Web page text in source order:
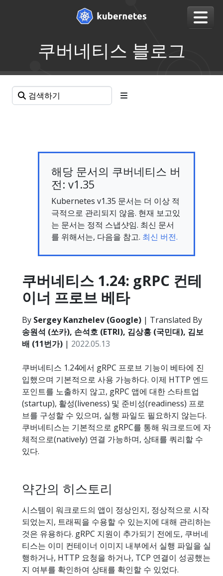
쿠버네티스 블로그
해당 문서의 쿠버네티스 버
전: v1.35
Kubernetes v1.35 문서는 더 이상 적
극적으로 관리되지 않음. 현재 보고있
는 문서는 정적 스냅샷임. 최신 문서
를 위해서는, 다음을 참고. 최신 버전.
쿠버네티스 1.24: gRPC 컨테
이너 프로브 베타
By Sergey Kanzhelev (Google) | Translated By
송원석 (쏘카), 손석호 (ETRI), 김상홍 (국민대), 김보
배 (11번가) | 2022.05.13
쿠버네티스 1.24에서 gRPC 프로브 기능이 베타에 진
입했으며 기본적으로 사용 가능하다. 이제 HTTP 엔드
포인트를 노출하지 않고, gRPC 앱에 대한 스타트업
(startup), 활성(liveness) 및 준비성(readiness) 프로
브를 구성할 수 있으며, 실행 파일도 필요하지 않는다.
쿠버네티스는 기본적으로 gRPC를 통해 워크로드에 자
체적으로(natively) 연결 가능하며, 상태를 쿼리할 수
있다.
약간의 히스토리
시스템이 워크로드의 앱이 정상인지, 정상적으로 시작
되었는지, 트래픽을 수용할 수 있는지에 대해 관리하는
것은 유용하다. gRPC 지원이 추가되기 전에도, 쿠버네
티스는 이미 컨테이너 이미지 내부에서 실행 파일을 실
행하거나, HTTP 요청을 하거나, TCP 연결이 성공했는
지 여부를 확인하여 상태를 확인할 수 있었다.